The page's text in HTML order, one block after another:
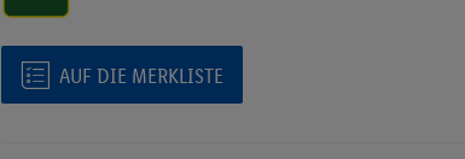
AUF DIE MERKLISTE